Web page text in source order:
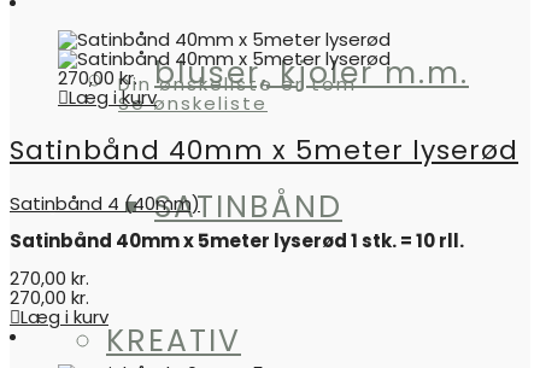
bluser, kjoler m.m.
SATINBÅND
KREATIV
Din ønskeliste er tom
Se ønskeliste
270,00kr.
Læg i kurv
Satinbånd 40mm x 5meter lyserød
Satinbånd 4 (40mm)
Satinbånd 40mm x 5meter lyserød 1 stk. = 10 rll.
270,00 kr.
270,00 kr.
Læg i kurv